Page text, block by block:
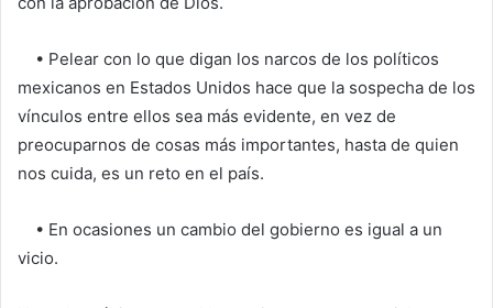
• Pelear con lo que digan los narcos de los políticos
mexicanos en Estados Unidos hace que la sospecha de los
vínculos entre ellos sea más evidente, en vez de
preocuparnos de cosas más importantes, hasta de quien
nos cuida, es un reto en el país.
• En ocasiones un cambio del gobierno es igual a un
vicio.